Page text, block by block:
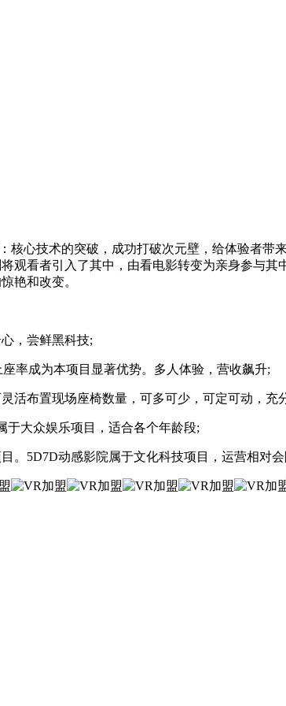
心技术的突破，成功打破次元壁，给体验者带
观看者引入了其中，由看电影转变为亲身参与
艳和改变。
，尝鲜黑科技;
成为本项目显著优势。多人体验，营收飙升;
布置现场座椅数量，可多可少，可定可动，充
大众娱乐项目，适合各个年龄段;
5D7D动感影院属于文化科技项目，运营相对会